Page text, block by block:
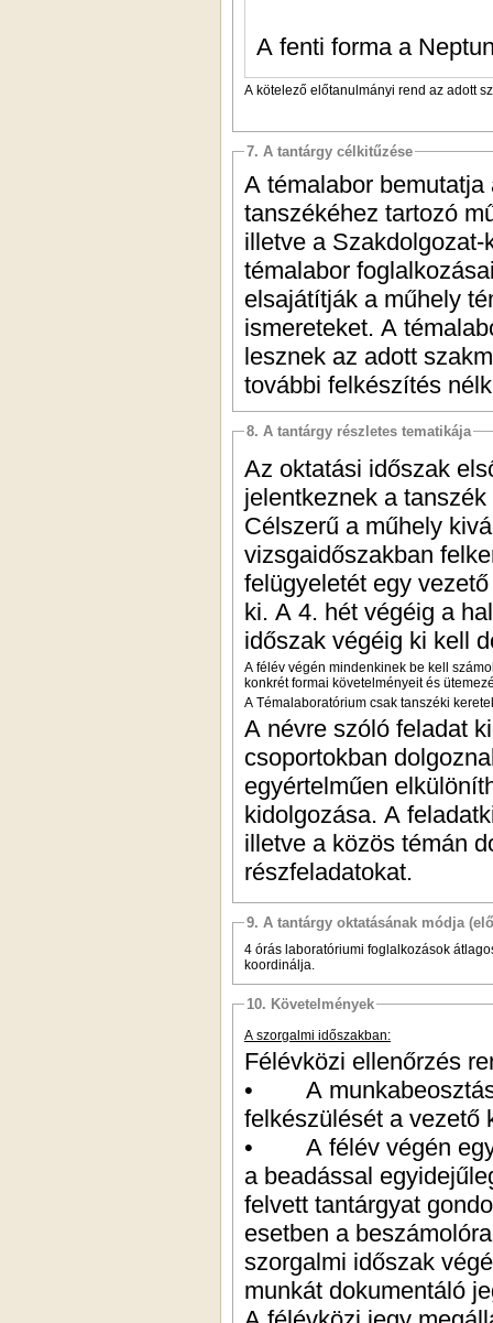
A fenti forma a
A kötelező előtanulmányi rend az adott
7. A tantárgy célkitűzése
A témalabor
tanszékéhez tartozó
illetve a
témalabor
elsajátítják a műhely
ismereteket. A
lesznek az adott
további felkészítés
8. A tantárgy részletes tematikája
Az oktatási időszak
jelentkeznek a
Célszerű a műhely
vizsgaidőszakban
felügyeletét egy
ki. A 4. hét végéig a
időszak végéig ki kell
A félév végén mindenkinek be kell
konkrét formai követelményeit és
A Témalaboratórium csak tanszéki
A névre szóló feladat
csoportokban
egyértelműen
kidolgozása. A
illetve a közös témán
részfeladatokat.
9. A tantárgy oktatásának módja
4 órás laboratóriumi foglalkozások
koordinálja.
10. Követelmények
A szorgalmi időszakban:
Félévközi ellenőrzés
• A munkabeosztás
felkészülését a vezető
• A félév végén
a beadással
felvett tantárgyat
esetben a
szorgalmi időszak
munkát dokumentáló